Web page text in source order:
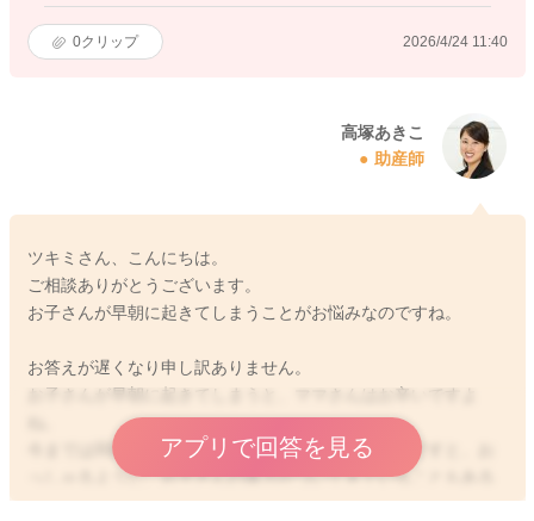
0クリップ 2026/4/24 11:40
高塚あきこ
助産師
ツキミさん、こんにちは。
ご相談ありがとうございます。
お子さんが早朝に起きてしまうことがお悩みなのですね。
お答えが遅くなり申し訳ありません。
お子さんが早朝に起きてしまうと、ママさんはお辛いですよ
今までは同様のリズムでも寝られていたということですと、お
っしゃるように、お子さんの体力がついてきていることもある
のかもしれませんね。お昼寝をたっぷりなさっていたり、お子
アプリで回答を見る